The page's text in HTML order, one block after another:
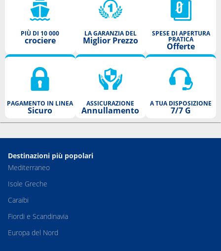
PIÙ DI 10 000
crociere
LA GARANZIA DEL
Miglior Prezzo
SPESE DI APERTURA
PRATICA
Offerte
PAGAMENTO IN LINEA
Sicuro
ASSICURAZIONE
Annullamento
A TUA DISPOSIZIONE
7/7 G
Destinazioni più popolari
Mediterraneo
Isole Greche
Caraibi
Fiordi e Scandinavia
Europa del Nord